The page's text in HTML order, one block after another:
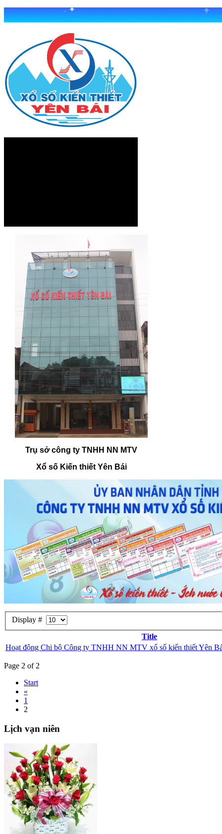
Trụ sở công ty TNHH NN MTV
Xổ số Kiến thiết Yên Bái
Display #
Title
Hoạt động Chi bộ Công ty TNHH NN MTV xổ số kiến thiết Yên
Page 2 of 2
Start
«
1
2
Lịch vạn niên